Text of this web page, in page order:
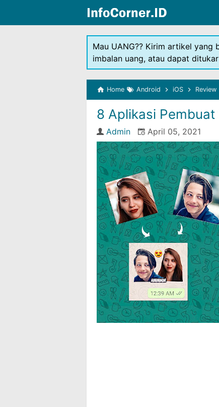
Mau UANG?? Kirim artikel yang
imbalan uang, atau dapat
Home Android iOS Review
8 Aplikasi Pembuat
Admin April 05, 2021